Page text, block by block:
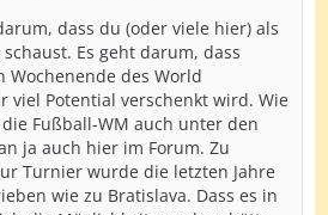
dass du (oder viele hier) als
Es geht darum, dass
Wochenende des World
viel Potential verschenkt wird. Wie
Fußball-WM auch unter den
ja auch hier im Forum. Zu
Turnier wurde die letzten Jahre
wie zu Bratislava. Dass es in